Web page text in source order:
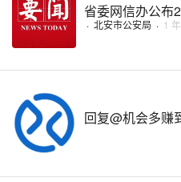
省委网信办公布
· 北安市公安局 · 1
回复@机会多赚